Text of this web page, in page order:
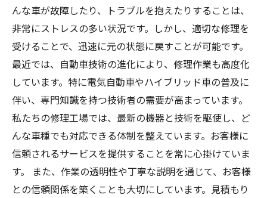
んな車が故障したり、トラブルを抱えたりすることは、
非常にストレスの多い状況です。しかし、適切な修理を
受けることで、迅速に元の状態に戻すことが可能です。
最近では、自動車技術の進化により、修理作業も高度化
しています。特に電気自動車やハイブリッド車の普及に
伴い、専門知識を持つ技術者の需要が高まっています。
私たちの修理工場では、最新の機器と技術を駆使し、ど
んな車種でも対応できる体制を整えています。お客様に
信頼されるサービスを提供することを常に心掛けていま
す。 また、作業の透明性や丁寧な説明を通じて、お客様
との信頼関係を築くことも大切にしています。見積もり